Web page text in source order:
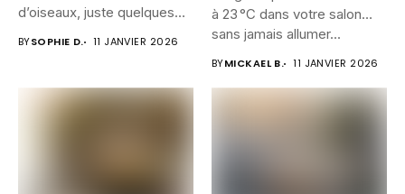
d’oiseaux, juste quelques
BYSOPHIE D. 11 JANVIER 2026
à 23 °C dans votre salon…
sans jamais allumer...
BYMICKAEL B. 11 JANVIER 2026